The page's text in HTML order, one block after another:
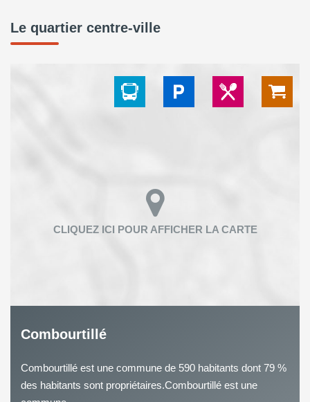
Le quartier centre-ville
Combourtillé
Combourtillé est une commune de 590 habitants dont 79 %
des habitants sont propriétaires.Combourtillé est une